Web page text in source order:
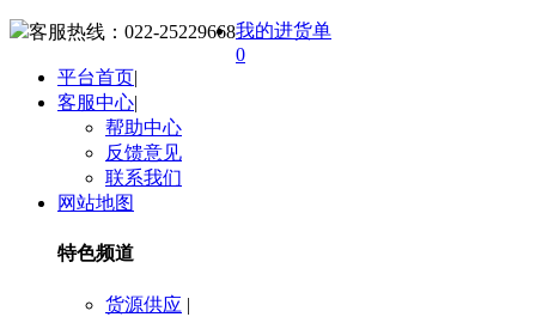
客服热线： 022-25229668我的进货单
0
平台首页|
客服中心|
帮助中心
反馈意见
联系我们
网站地图
特色频道
货源供应 |